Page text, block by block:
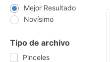
Mejor Resultado
Novísimo
Tipo de archivo
Pinceles